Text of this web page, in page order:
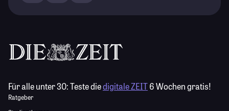
Für alle unter 30:Teste diedigitale ZEIT6 Wochen gratis!
Ratgeber